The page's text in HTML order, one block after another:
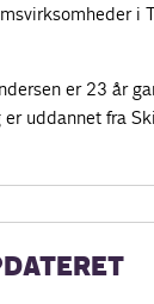
i
er 23 år
uddannet fra